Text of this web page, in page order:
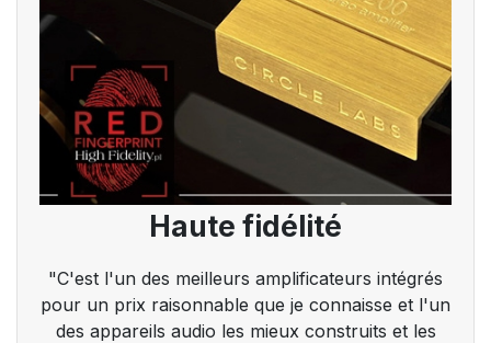
Haute fidélité
"C'est l'un des meilleurs amplificateurs intégrés
pour un prix raisonnable que je connaisse et l'un
des appareils audio les mieux construits et les